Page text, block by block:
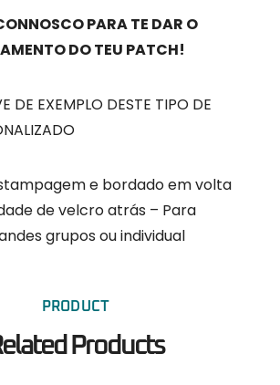
PARA TE DAR O
DO TEU PATCH!
DE EXEMPLO DESTE TIPO DE
e bordado em volta
de velcro atrás – Para
grupos ou individual
PRODUCT
Products